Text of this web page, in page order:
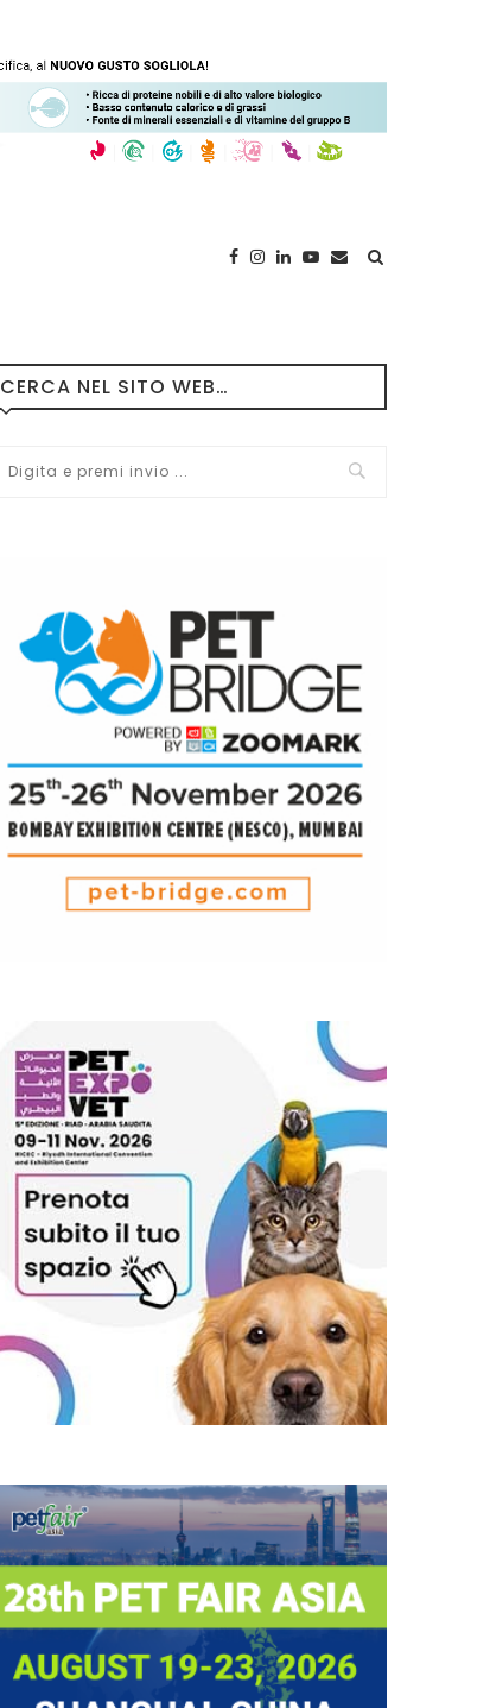
CERCA NEL SITO WEB…